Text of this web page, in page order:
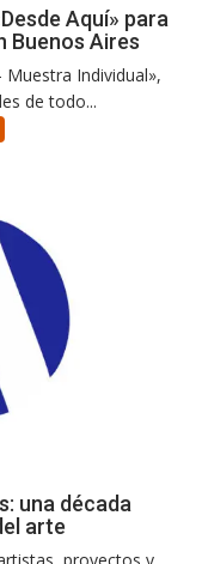
Aquí» para
Buenos Aires
Individual»,
de todo...
una década
arte